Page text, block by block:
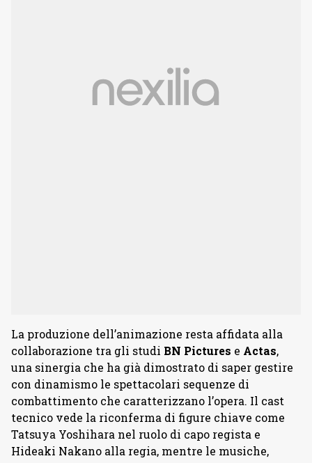
La produzione dell’animazione resta affidata alla
collaborazione tra gli studi BN Pictures e Actas,
una sinergia che ha già dimostrato di saper gestire
con dinamismo le spettacolari sequenze di
combattimento che caratterizzano l’opera. Il cast
tecnico vede la riconferma di figure chiave come
Tatsuya Yoshihara nel ruolo di capo regista e
Hideaki Nakano alla regia, mentre le musiche,